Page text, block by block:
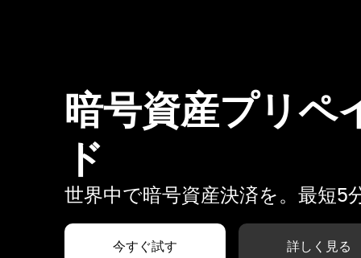
暗号資産プリペ
ド
世界中で暗号資産決済を。最短5
今すぐ試す 詳しく見る